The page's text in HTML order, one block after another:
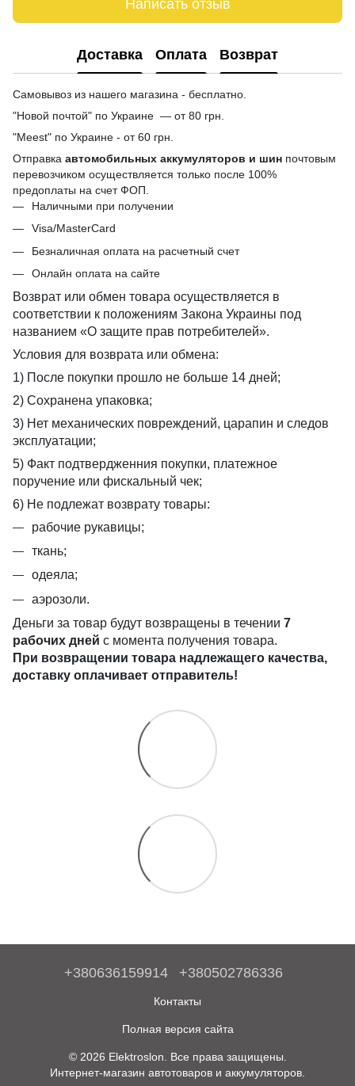
Написать отзыв
Доставка Оплата Возврат
Самовывоз из нашего магазина - бесплатно.
"Новой почтой" по Украине — от 80 грн.
"Meest" по Украине - от 60 грн.
Отправка автомобильных аккумуляторов и шин почтовым
перевозчиком осуществляется только после 100%
предоплаты на счет ФОП.
Наличными при получении
Visa/MasterCard
Безналичная оплата на расчетный счет
Онлайн оплата на сайте
Возврат или обмен товара осуществляется в
соответствии к положениям Закона Украины под
названием «О защите прав потребителей».
Условия для возврата или обмена:
1) После покупки прошло не больше 14 дней;
2) Сохранена упаковка;
3) Нет механических повреждений, царапин и следов
эксплуатации;
5) Факт подтвердженния покупки, платежное
поручение или фискальный чек;
6) Не подлежат возврату товары:
рабочие рукавицы;
ткань;
одеяла;
аэрозоли.
Деньги за товар будут возвращены в течении 7
рабочих дней с момента получения товара.
При возвращении товара надлежащего качества,
доставку оплачивает отправитель!
+380636159914 +380502786336
Контакты
Полная версия сайта
© 2026 Elektroslon. Все права защищены.
Интернет-магазин автотоваров и аккумуляторов.